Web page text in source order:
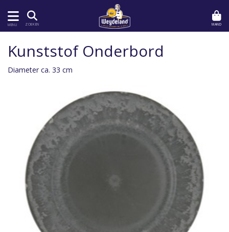
MENU ZOEKEN MAND
Kunststof Onderbord
Diameter ca. 33 cm